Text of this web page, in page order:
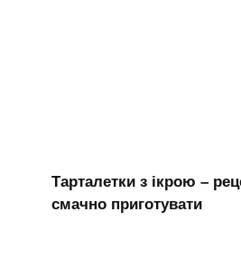
Тарталетки з ікрою –
смачно приготувати